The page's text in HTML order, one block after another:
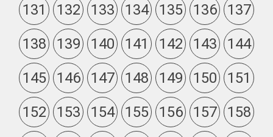
131
132 133 134 135 136
137
138
139 140 141 142 143
144
145
146 147 148 149 150
151
152
153 154 155 156 157 158